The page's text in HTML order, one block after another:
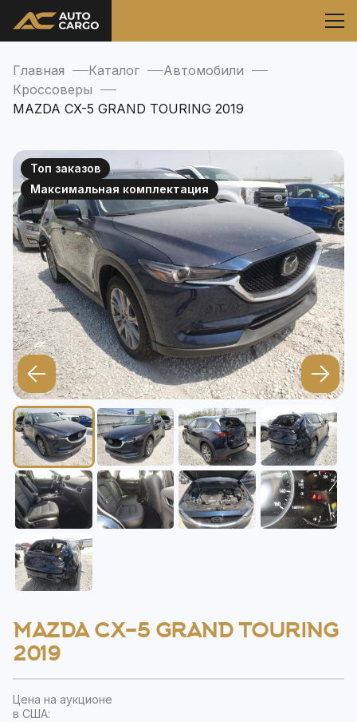
Главная Каталог
Автомобили
Кроссоверы
MAZDA CX-5 GRAND TOURING 2019
Топ заказов
Максимальная комплектация
MAZDA CX-5 GRAND TOURING
2019
Цена на аукционе
в США: